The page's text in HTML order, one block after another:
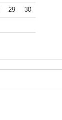
29 30